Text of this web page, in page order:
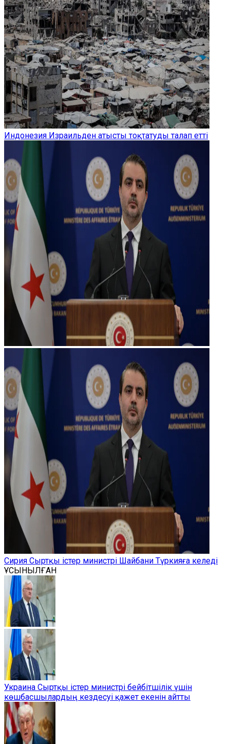
Индонезия Израильден атысты тоқтатуды талап етті
Сирия Сыртқы істер министрі Шайбани Түркияға келеді
ҰСЫНЫЛҒАН
Украина Сыртқы істер министрі бейбітшілік үшін
көшбасшылардың кездесуі қажет екенін айтты